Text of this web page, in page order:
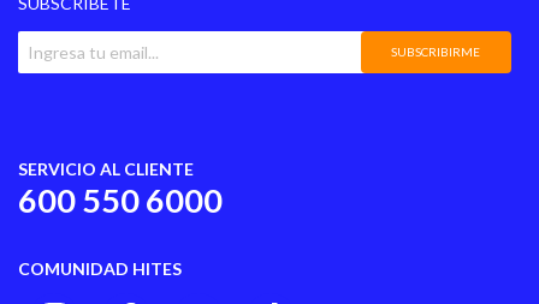
SUBSCRIBIRME
SERVICIO AL CLIENTE
600 550 6000
COMUNIDAD HITES